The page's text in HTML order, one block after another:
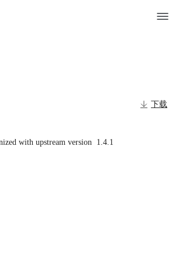
下载
with upstream version  1.4.1